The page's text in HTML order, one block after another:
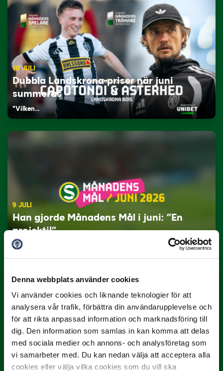
Denna webbplats använder cookies
Vi använder cookies och liknande teknologier för att
analysera vår trafik, förbättra din användarupplevelse och
för att rikta anpassad information och marknadsföring till
dig. Den information som samlas in kan komma att delas
med sociala medier och annons- och analysföretag som
vi samarbeter med. Du kan nedan välja att acceptera alla
cookies eller välja vilka cookies som du vill ska
10 JULI
Dubbla Landskrona-priser när juni
summeras
"Vilken…
9 JULI
Han gjorde Månadens Mål i juni: ”En
projektil”
Slog till i…
3 JULI
Rösta på Månadens Spelare i juni